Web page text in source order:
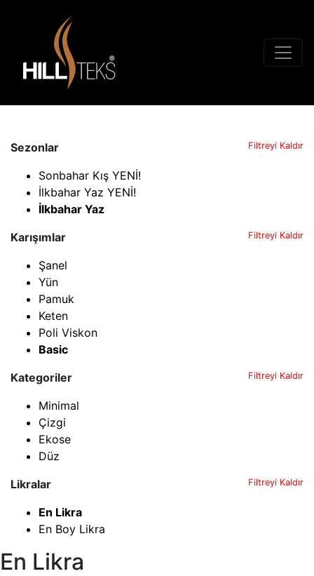
Sezonlar Filtreyi Kaldır
Sonbahar Kış YENİ!
İlkbahar Yaz YENİ!
İlkbahar Yaz
Karışımlar
Filtreyi Kaldır
Şanel
Yün
Pamuk
Keten
Poli Viskon
Basic
Kategoriler
Filtreyi Kaldır
Minimal
Çizgi
Ekose
Düz
Likralar
Filtreyi Kaldır
En Likra
En Boy Likra
En Likra